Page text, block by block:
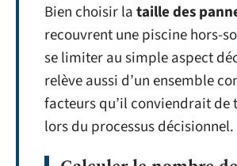
Bien choisir lataille des
recouvrent une piscine hors-
se limiter au simple aspect
relève aussi d’un ensemble
facteurs qu’il conviendrait de
lors du processus décisionnel.